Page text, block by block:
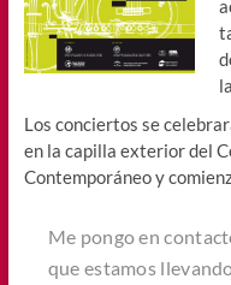
Los conciertos se
en la capilla exterior del
Contemporáneo y
Me pongo en
que estamos